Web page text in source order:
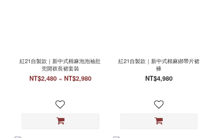
紅21自製款｜新中式棉麻泡泡袖肚
兜開衩長裙套裝
NT$2,480 ~ NT$2,980
紅21自製款｜新中式棉麻綁帶片裙
褲
NT$4,980